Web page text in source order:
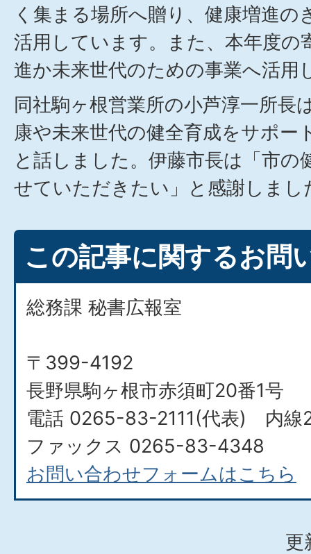
く集まる場所へ贈り、健康増進
活用しています。また、本年度の
進か未来世代のための事業へ活用
同社駒ヶ根営業所の小芦淳一所長
康や未来世代の健全育成をサポー
と話しました。伊藤市長は「市の
せていただきたい」と感謝しまし
この記事に関するお問
総務課 秘書広報室
〒399-4192
長野県駒ヶ根市赤須町20番1号
電話 0265-83-2111(代表) 内線
ファックス 0265-83-4348
お問い合わせフォームはこちら
更